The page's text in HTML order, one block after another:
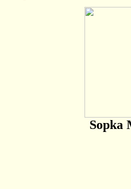
Sopka